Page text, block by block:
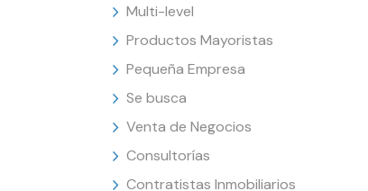
Multi-level
Productos Mayoristas
Pequeña Empresa
Se busca
Venta de Negocios
Consultorías
Contratistas Inmobiliarios